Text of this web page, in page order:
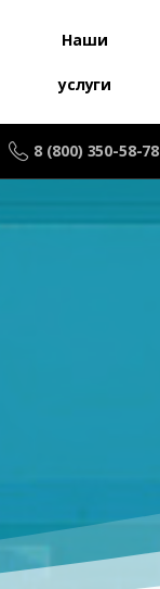
Наши
услуги
8 (800) 350-58-78